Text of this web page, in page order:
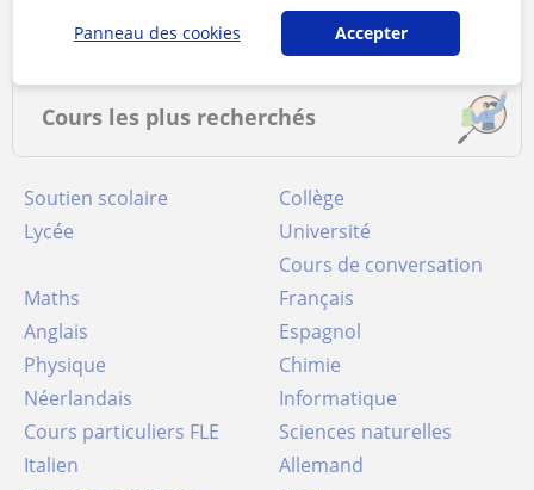
Cours les plus recherchés
Soutien scolaire
Collège
Lycée
Université
Cours de conversation
Maths
Français
Anglais
Espagnol
Physique
Chimie
Néerlandais
Informatique
Cours particuliers FLE
Sciences naturelles
Italien
Allemand
Panneau des cookies Accepter